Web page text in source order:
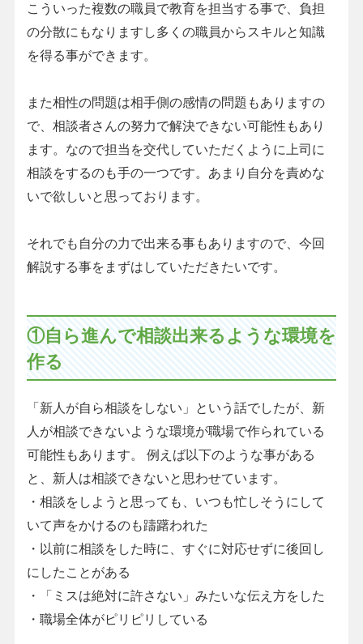
こういった複数の職員で教育を担当する事で、負担
の分散にもなりますし多くの職員からスキルと知識
を得る事ができます。
また相性の問題は相手側の感情の問題もありますの
で、相談者さんの努力で解決できない可能性もあり
ます。なので担当を交代していただくように上司に
相談をするのも手の一つです。あまり自分を責めな
いで欲しいと思っております。
それでも自分の力で出来る事もありますので、今回
解説する事をまずはしていただきたいです。
①自ら進んで相談出来るような環境を
作る
「新人が自ら相談をしない」という話でしたが、新
人が相談できないような環境が職場で作られている
可能性もあります。 例えば以下のような事がある
と、新人は相談できないと思わせています。
・相談をしようと思っても、いつも忙しそうにして
いて声をかけるのも躊躇われた
・以前に相談をした時に、すぐに対応せずに後回し
にしたことがある
・「ミスは絶対に許さない」みたいな伝え方をした
・職場全体がピリピリしている